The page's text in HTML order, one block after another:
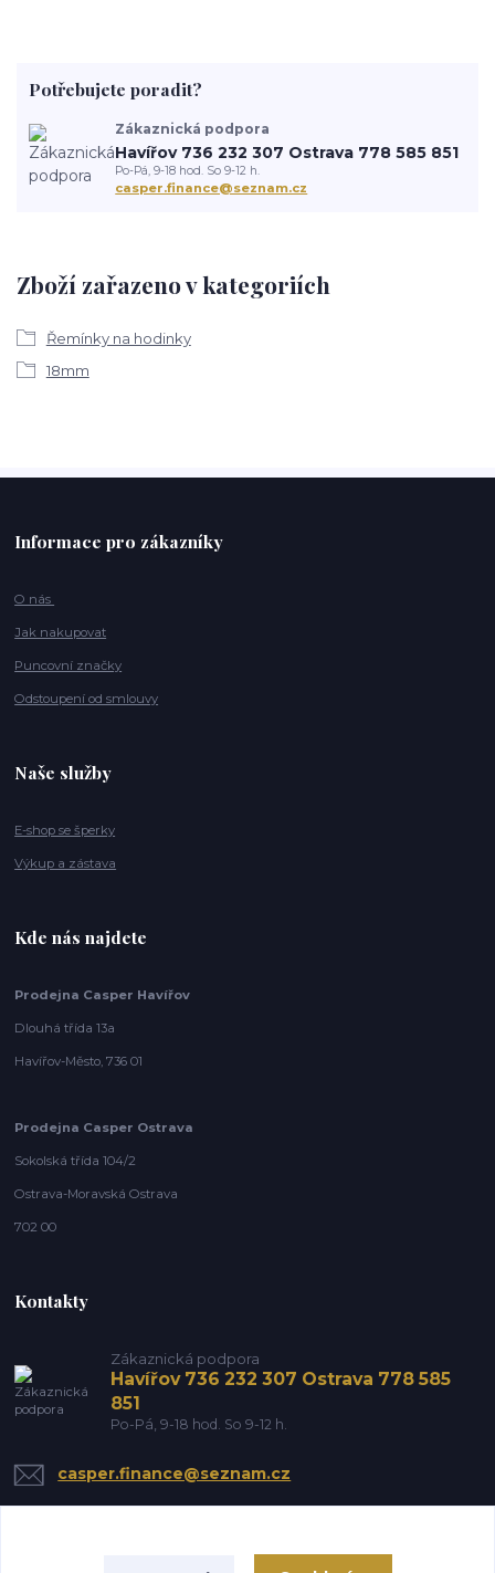
Zboží zařazeno v kategoriích
Řemínky na hodinky
18mm
Potřebujete poradit?
Zákaznická podpora
Havířov 736 232 307 Ostrava 778 585 851
Po-Pá, 9-18 hod. So 9-12 h.
casper.finance@seznam.cz
Informace pro zákazníky
O nás
Jak nakupovat
Puncovní značky
Odstoupení od smlouvy
Naše služby
E-shop se šperky
Výkup a zástava
Kde nás najdete
Prodejna Casper Havířov
Dlouhá třída 13a
Havířov-Město, 736 01
Prodejna Casper Ostrava
Sokolská třída 104/2
Ostrava-Moravská Ostrava
702 00
Kontakty
Zákaznická podpora
Havířov 736 232 307 Ostrava 778 585
851
Po-Pá, 9-18 hod. So 9-12 h.
casper.finance@seznam.cz